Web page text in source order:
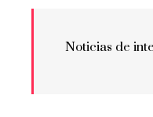
Noticias de